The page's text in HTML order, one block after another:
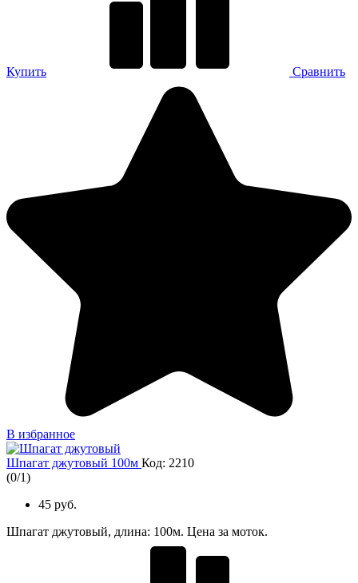
Купить Сравнить
В избранное
Шпагат джутовый 100м Код: 2210
(0/1)
45 руб.
Шпагат джутовый, длина: 100м. Цена за моток.